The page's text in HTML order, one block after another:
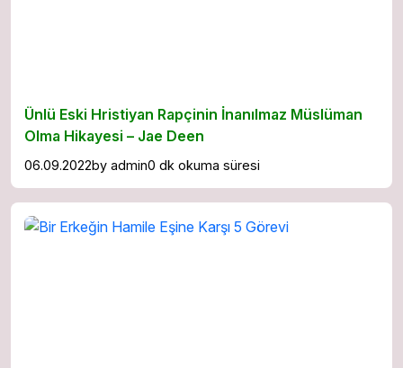
Ünlü Eski Hristiyan Rapçinin İnanılmaz Müslüman
Olma Hikayesi – Jae Deen
06.09.2022by admin0 dk okuma süresi